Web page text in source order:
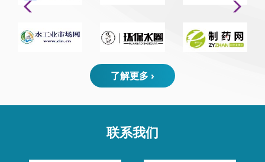
了解更多 ›
联系我们